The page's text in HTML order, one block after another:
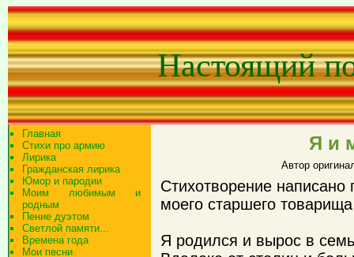
Настоящий
Главная
Стихи про армию
Лирика
Гражданская лирика
Юмор и пародии
Моим любимым и
родным
Пение дуэтом
Светлой памяти...
Времена года
Мои песни
Я и
Автор
Cтихотворение
моего старшего
Я родился и вырос в